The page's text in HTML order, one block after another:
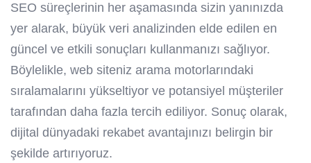
SEO süreçlerinin her aşamasında sizin yanınızda
yer alarak, büyük veri analizinden elde edilen en
güncel ve etkili sonuçları kullanmanızı sağlıyor.
Böylelikle, web siteniz arama motorlarındaki
sıralamalarını yükseltiyor ve potansiyel müşteriler
tarafından daha fazla tercih ediliyor. Sonuç olarak,
dijital dünyadaki rekabet avantajınızı belirgin bir
şekilde artırıyoruz.